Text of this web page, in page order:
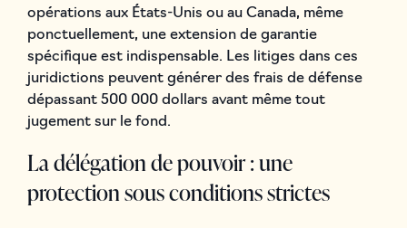
opérations aux États-Unis ou au Canada, même
ponctuellement, une extension de garantie
spécifique est indispensable. Les litiges dans ces
juridictions peuvent générer des frais de défense
dépassant 500 000 dollars avant même tout
jugement sur le fond.
La délégation de pouvoir : une
protection sous conditions strictes